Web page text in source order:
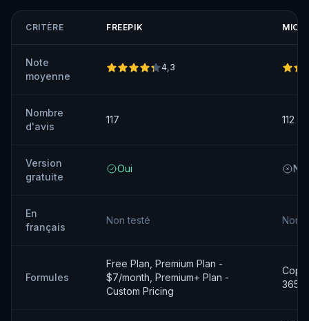
CRITÈRE FREEPIK
Note
moyenne
4,3
Nombre
d'avis
117 112
Version
gratuite
Oui
En
français
Non testé Non
Formules
Free Plan, Premium Plan -
$7/month, Premium+ Plan -
Custom Pricing
365